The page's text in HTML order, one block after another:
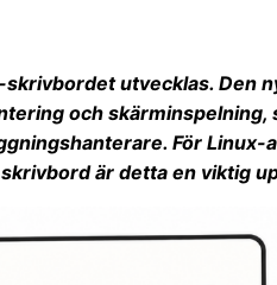
skrivbordet utvecklas. Den
och skärminspelning,
För Linux-
är detta en viktig